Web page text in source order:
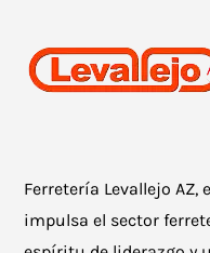
Ferretería Levallejo
impulsa el sector